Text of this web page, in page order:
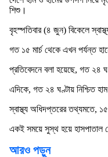
শিশু।
বৃহস্পতিবার (৪ জুন) বিকেলে
গত ১৫ মার্চ থেকে এখন পর্যন্ত
প্রতিবেদনে বলা হয়েছে, গত ২৪
এদিকে, গত ২৪ ঘণ্টায় নিশ্চিত
স্বাস্থ্য অধিদপ্তরের তথ্যমতে,
একই সময়ে সুস্থ হয়ে হাসপাতাল
আরও পড়ুন